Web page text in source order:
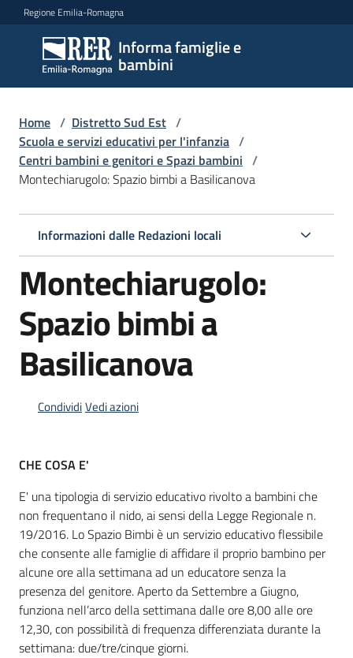
Vai al contenuto
Vai alla navigazione
Vai al footer
Regione Emilia-Romagna
Informa famiglie e
bambini
Informa
famiglie
e
bambini
Argomenti
Servizi
Centri
per
le
famiglie
Informazioni
Newsletter
Home / Distretto Sud Est /
Scuola e servizi educativi per l'infanzia /
Centri bambini e genitori e Spazi bambini /
Montechiarugolo: Spazio bimbi a Basilicanova
Informazioni dalle Redazioni locali
Montechiarugolo:
Spazio bimbi a
Basilicanova
CondividiVedi azioni
CHE COSA E'
E' una tipologia di servizio educativo rivolto a bambini che
non frequentano il nido, ai sensi della Legge Regionale n.
19/2016. Lo Spazio Bimbi è un servizio educativo flessibile
che consente alle famiglie di affidare il proprio bambino per
alcune ore alla settimana ad un educatore senza la
presenza del genitore. Aperto da Settembre a Giugno,
funziona nell’arco della settimana dalle ore 8,00 alle ore
12,30,con possibilità di frequenza differenziata durante la
settimana: due/tre/cinque giorni.